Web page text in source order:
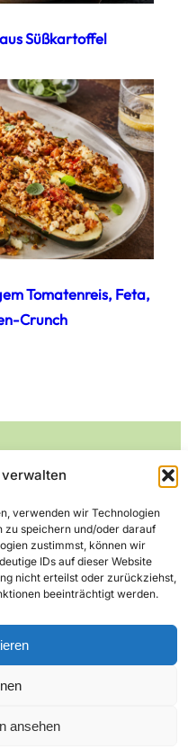
verwenden wir Technologien
zu speichern und/oder darauf
zustimmst, können wir
IDs auf dieser Website
nicht erteilst oder zurückziehst,
beeinträchtigt werden.
ansehen
Süßkartoffel
Tomatenreis, Feta,
Crunch
leben.
Designed by